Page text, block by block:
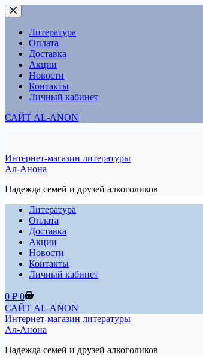
Перейти
к
сути
Литература
Оплата
Доставка
Акции
Новости
Контакты
Личный кабинет
САЙТ AL-ANON
Интернет-магазин литературы
Ал-Анона
Надежда семей и друзей алкоголиков
Литература
Оплата
Доставка
Акции
Новости
Контакты
Личный кабинет
Корзина
0 ₽ 0
САЙТ AL-ANON
Интернет-магазин литературы
Ал-Анона
Надежда семей и друзей алкоголиков